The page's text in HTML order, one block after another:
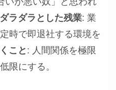
ダラダラとした残業: 業
時で即退社する環境を
こと : 人間関係を極限
限にする。